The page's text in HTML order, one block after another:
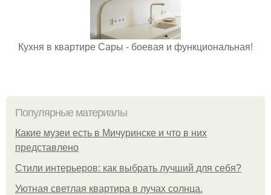
Кухня в квартире Сары - боевая и функциональная!
Популярные материалы
Какие музеи есть в Мичуринске и что в них
представлено
Стили интерьеров: как выбрать лучший для себя?
Уютная светлая квартира в лучах солнца.